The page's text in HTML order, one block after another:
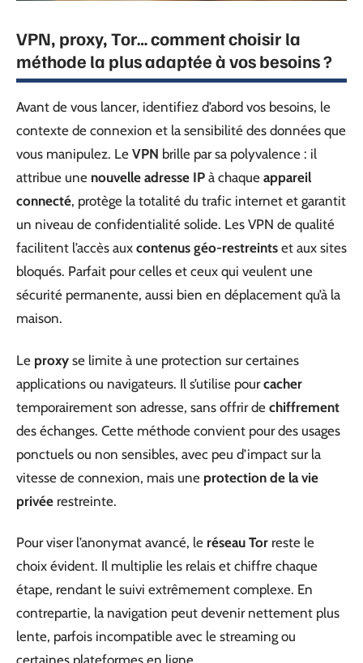
VPN, proxy, Tor… comment choisir la
méthode la plus adaptée à vos besoins ?
Avant de vous lancer, identifiez d’abord vos besoins, le
contexte de connexion et la sensibilité des données que
vous manipulez. Le VPN brille par sa polyvalence : il
attribue une nouvelle adresse IP à chaque appareil
connecté, protège la totalité du trafic internet et garantit
un niveau de confidentialité solide. Les VPN de qualité
facilitent l’accès aux contenus géo-restreints et aux sites
bloqués. Parfait pour celles et ceux qui veulent une
sécurité permanente, aussi bien en déplacement qu’à la
maison.
Le proxy se limite à une protection sur certaines
applications ou navigateurs. Il s’utilise pourcacher
temporairement son adresse, sans offrir de chiffrement
des échanges. Cette méthode convient pour des usages
ponctuels ou non sensibles, avec peu d’impact sur la
vitesse de connexion, mais une protection de la vie
privée restreinte.
Pour viser l’anonymat avancé, le réseau Tor reste le
choix évident. Il multiplie les relais et chiffre chaque
étape, rendant le suivi extrêmement complexe. En
contrepartie, la navigation peut devenir nettement plus
lente, parfois incompatible avec le streaming ou
certaines plateformes en ligne.